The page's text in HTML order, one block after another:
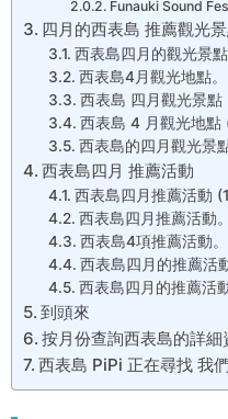
Funauki Sound
四月的西表島 推薦觀光
西表島四月的觀光景
西表島4月觀光地點
西表島 四月觀光景點
西表島 4 月觀光地點
西表島的四月觀光景
西表島四月 推薦活動
西表島四月推薦活動
西表島四月推薦活動
西表島4項推薦活動
西表島四月的推薦活
西表島四月的推薦活
到頭來
按月份查詢西表島的詳細
西表島 PiPi 正在尋找 我